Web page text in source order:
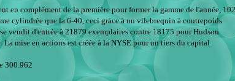
en complément de la première pour former la gamme de l'année,
cylindrée que la 6-40, ceci gràce à un vilebrequin à contrepoids
vendit d'entrée à 21879 exemplaires contre 18175 pour Hudson
mise en actions est créée à la NYSE pour un tiers du capital
300.962